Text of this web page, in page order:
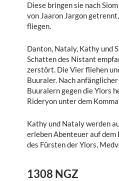
Diese bringen sie nach
von Jaaron Jargon
fliegen.
Danton, Nataly, Kathy und
Schatten des Nistant
zerstört. Die Vier fliehen
Buuraler. Nach
Buuralern gegen die Ylors
Rideryon unter dem
Kathy und Nataly werden
erleben Abenteuer auf
des Fürsten der Ylors,
1308 NGZ